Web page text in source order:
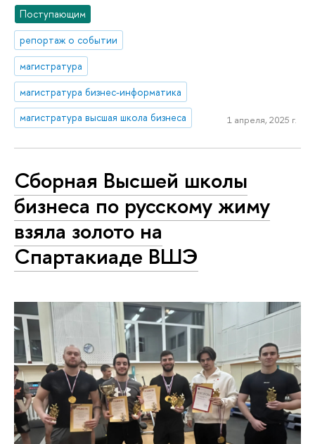
Поступающим
репортаж о событии
магистратура
магистратура бизнес-информатика
магистратура высшая школа бизнеса
1 апреля, 2025 г.
Сборная Высшей школы
бизнеса по русскому жиму
взяла золото на
Спартакиаде ВШЭ